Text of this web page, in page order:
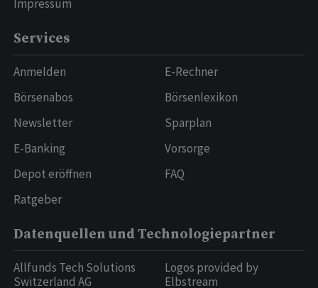
Impressum
Services
Anmelden
Börsenabos
Newsletter
E-Banking
Depot eröffnen
Ratgeber
E-Rechner
Börsenlexikon
Sparplan
Vorsorge
FAQ
Datenquellen und Technologiepartner
Allfunds Tech Solutions
Switzerland AG
Logos provided by
Elbstream